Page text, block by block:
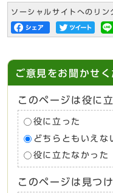
ソーシャルサイトへのリン
ご意見をお聞かせく
このページは役に
役に立った
どちらともいえな
役に立たなかった
このページは見つ